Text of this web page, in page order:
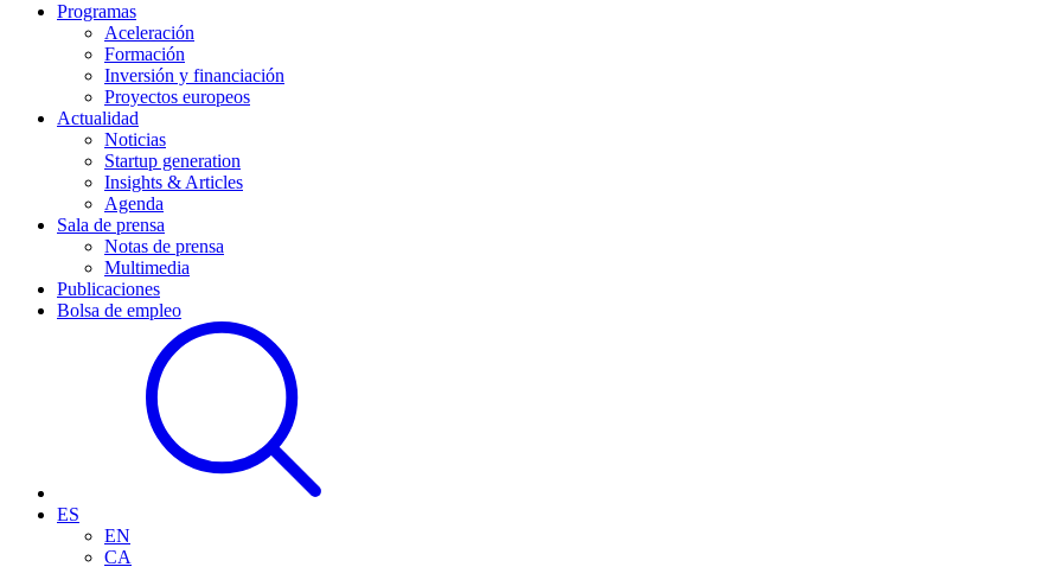
Programas
Aceleración
Formación
Inversión y financiación
Proyectos europeos
Actualidad
Noticias
Startup generation
Insights & Articles
Agenda
Sala de prensa
Notas de prensa
Multimedia
Publicaciones
Bolsa de empleo
ES
EN
CA